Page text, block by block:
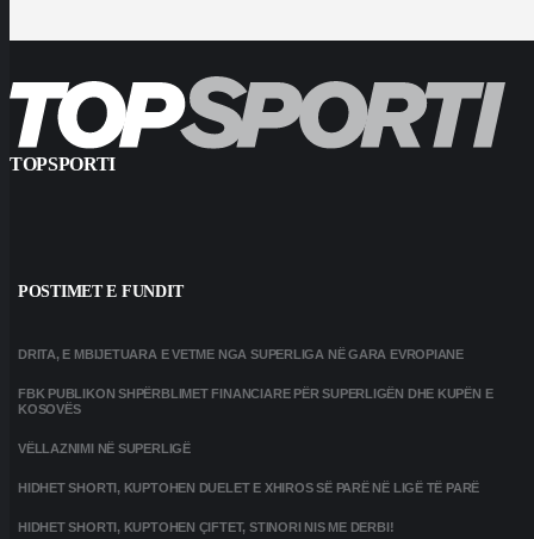
TOPSPORTI
POSTIMET E FUNDIT
DRITA, E MBIJETUARA E VETME NGA SUPERLIGA NË GARA EVROPIANE
FBK PUBLIKON SHPËRBLIMET FINANCIARE PËR SUPERLIGËN DHE KUPËN E
KOSOVËS
VËLLAZNIMI NË SUPERLIGË
HIDHET SHORTI, KUPTOHEN DUELET E XHIROS SË PARË NË LIGË TË PARË
HIDHET SHORTI, KUPTOHEN ÇIFTET, STINORI NIS ME DERBI!